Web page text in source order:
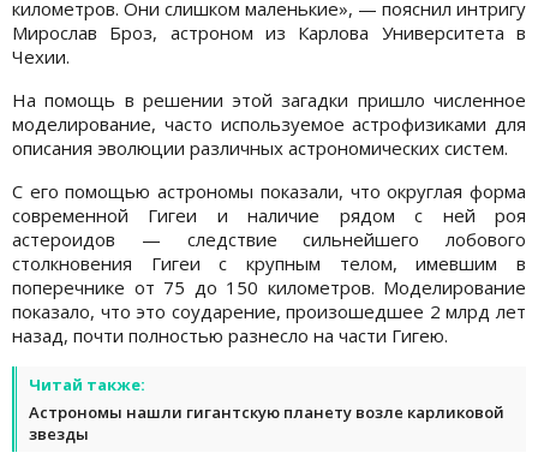
километров. Они слишком маленькие», — пояснил интригу
Мирослав Броз, астроном из Карлова Университета в
Чехии.
На помощь в решении этой загадки пришло численное
моделирование, часто используемое астрофизиками для
описания эволюции различных астрономических систем.
С его помощью астрономы показали, что округлая форма
современной Гигеи и наличие рядом с ней роя
астероидов — следствие сильнейшего лобового
столкновения Гигеи с крупным телом, имевшим в
поперечнике от 75 до 150 километров. Моделирование
показало, что это соударение, произошедшее 2 млрд лет
назад, почти полностью разнесло на части Гигею.
Читай также:
Астрономы нашли гигантскую планету возле карликовой
звезды